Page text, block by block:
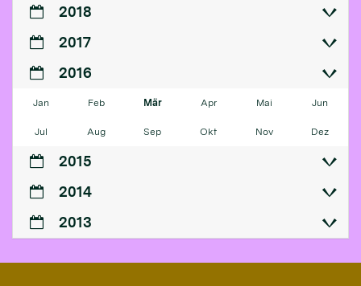
2018
2017
2016
Jan Feb Mär Apr Mai Jun
Jul Aug Sep Okt Nov Dez
2015
2014
2013